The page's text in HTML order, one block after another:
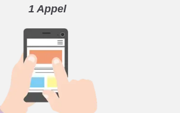
1 Appel